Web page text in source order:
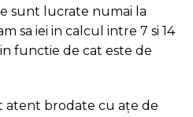
sunt lucrate numai la
sa iei in calcul intre 7 si 14
functie de cat este de
atent brodate cu ațe de